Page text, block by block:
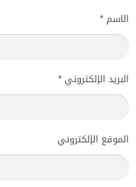
الاسم*
البريد الإلكتروني *
الموقع الإلكتروني